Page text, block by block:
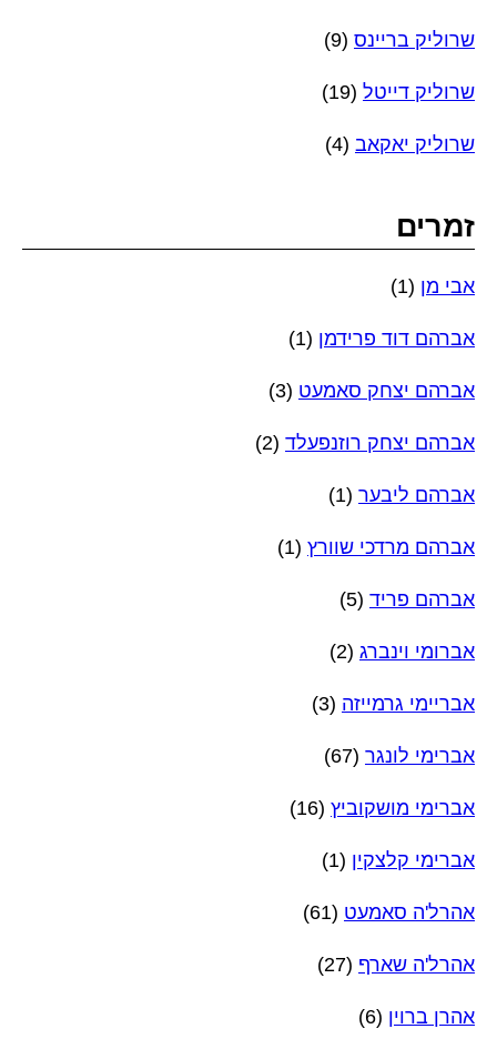
שרוליק בריינס (9)
שרוליק דייטל (19)
שרוליק יאקאב (4)
זמרים
אבי מן (1)
אברהם דוד פרידמן (1)
אברהם יצחק סאמעט (3)
אברהם יצחק רוזנפעלד (2)
אברהם ליבער (1)
אברהם מרדכי שוורץ (1)
אברהם פריד (5)
אברומי וינברג (2)
אבריימי גרמייזה (3)
אברימי לונגר (67)
אברימי מושקוביץ (16)
אברימי קלצקין (1)
אהרל'ה סאמעט (61)
אהרל'ה שארף (27)
אהרן ברוין (6)